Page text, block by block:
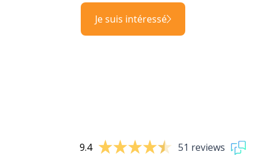
Je suis intéressé
9.4 51 reviews